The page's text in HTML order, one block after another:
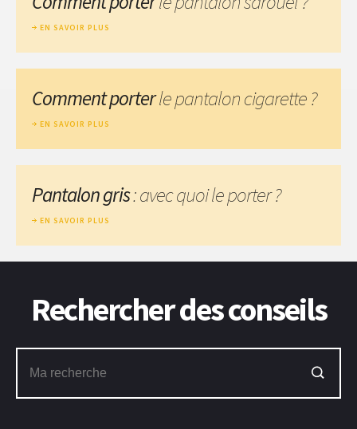
EN SAVOIR PLUS
Comment porterle pantalon cigarette ?
EN SAVOIR PLUS
Pantalon gris: avec quoi le porter ?
EN SAVOIR PLUS
Rechercher des conseils